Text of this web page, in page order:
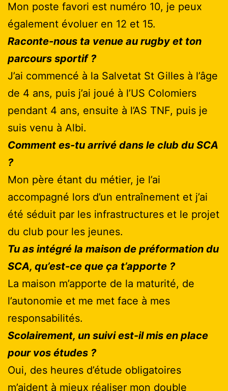
Mon poste favori est numéro 10, je peux
également évoluer en 12 et 15.
Raconte-nous ta venue au rugby et ton
parcours sportif ?
J’ai commencé à la Salvetat St Gilles à l’âge
de 4 ans, puis j’ai joué à l’US Colomiers
pendant 4 ans, ensuite à l’AS TNF, puis je
suis venu à Albi.
Comment es-tu arrivé dans le club du SCA
?
Mon père étant du métier, je l’ai
accompagné lors d’un entraînement et j’ai
été séduit par les infrastructures et le projet
du club pour les jeunes.
Tu as intégré la maison de préformation du
SCA, qu’est-ce que ça t’apporte ?
La maison m’apporte de la maturité, de
l’autonomie et me met face à mes
responsabilités.
Scolairement, un suivi est-il mis en place
pour vos études ?
Oui, des heures d’étude obligatoires
m’aident à mieux réaliser mon double